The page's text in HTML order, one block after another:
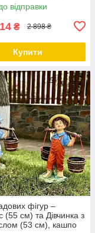
кашпо
відправки
₴ 2 898 ₴
Купити
фігур –
(55 см) та Дівчинка з
(53 см), кашпо